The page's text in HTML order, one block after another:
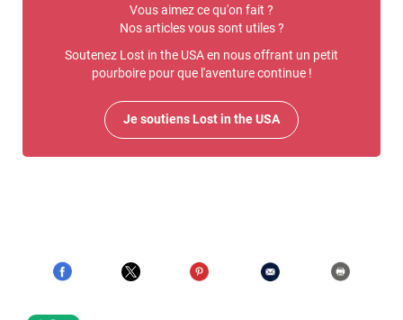
Vous aimez ce qu'on fait ?
Nos articles vous sont utiles ?
Soutenez Lost in the USA en nous offrant un petit
pourboire pour que l'aventure continue !
Je soutiens Lost in the USA